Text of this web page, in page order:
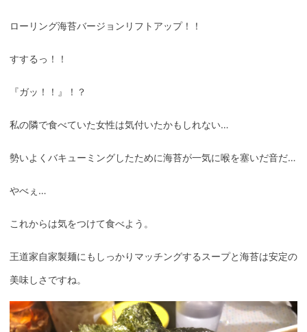
ローリング海苔バージョンリフトアップ！！
すするっ！！
『ガッ！！』！？
私の隣で食べていた女性は気付いたかもしれない…
勢いよくバキューミングしたために海苔が一気に喉を塞いだ音だ…
やべぇ…
これからは気をつけて食べよう。
王道家自家製麺にもしっかりマッチングするスープと海苔は安定の
美味しさですね。